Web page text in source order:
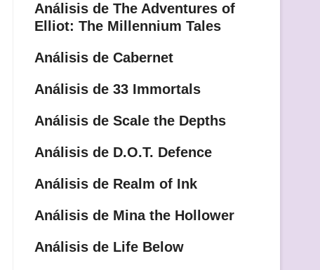
Análisis de The Adventures of
Elliot: The Millennium Tales
Análisis de Cabernet
Análisis de 33 Immortals
Análisis de Scale the Depths
Análisis de D.O.T. Defence
Análisis de Realm of Ink
Análisis de Mina the Hollower
Análisis de Life Below